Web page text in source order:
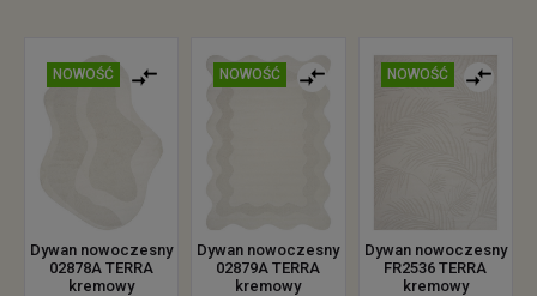
NOWOŚĆ
Dywan nowoczesny
02878A TERRA
kremowy
NOWOŚĆ
Dywan nowoczesny
02879A TERRA
kremowy
NOWOŚĆ
Dywan nowoczesny
FR2536 TERRA
kremowy